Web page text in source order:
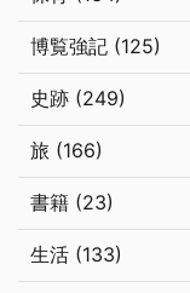
博覧強記 (125)
史跡 (249)
旅 (166)
書籍 (23)
生活 (133)